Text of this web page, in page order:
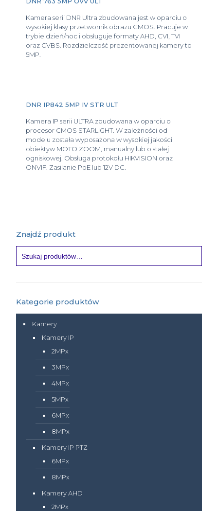
Kamera serii DNR Ultra zbudowana jest w oparciu o
wysokiej klasy przetwornik obrazu CMOS. Pracuje w
trybie dzień/noc i obsługuje formaty AHD, CVI, TVI
oraz CVBS. Rozdzielczość prezentowanej kamery to
5MP.
DNR IP842 5MP IV STR ULT
Kamera IP serii ULTRA zbudowana w oparciu o
procesor CMOS STARLIGHT. W zależności od
modelu została wyposażona w wysokiej jakości
obiektyw MOTO ZOOM, manualny lub o stałej
ogniskowej. Obsługa protokołu HIKVISION oraz
ONVIF. Zasilanie PoE lub 12V DC.
Znajdź produkt
Kategorie produktów
Kamery
Kamery IP
2MPx
3MPx
4MPx
5MPx
6MPx
8MPx
Kamery IP PTZ
6MPx
8MPx
Kamery AHD
2MPx